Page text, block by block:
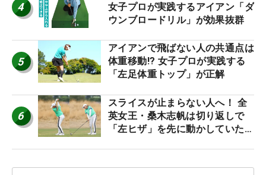
4
女子プロが実践するアイアン「ダ
ウンブロードリル」が効果抜群
5
アイアンで飛ばない人の共通点は
体重移動!? 女子プロが実践する
「左足体重トップ」が正解
6
スライスが止まらない人へ！ 全
英女王・桑木志帆は切り返しで
「左ヒザ」を先に動かしていた